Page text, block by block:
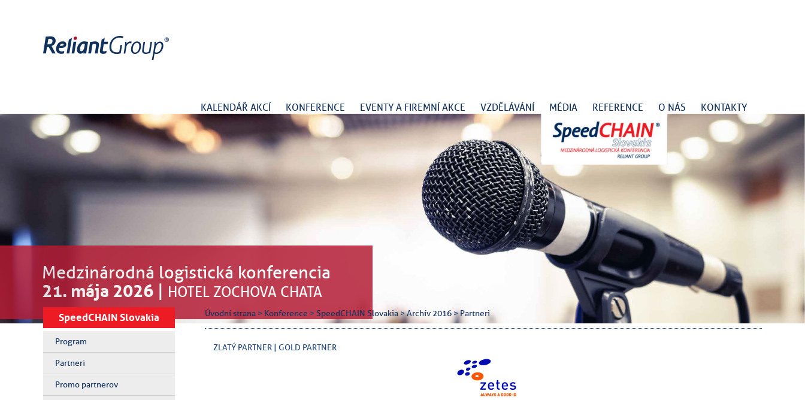
KALENDÁŘ AKCÍ KONFERENCE EVENTY A FIREMNÍ AKCE VZDĚLÁVÁNÍ MÉDIA REFERENCE O NÁS KONTAKTY
Medzinárodná logistická konferencia
21. mája 2026 | HOTEL ZOCHOVA CHATA
SpeedCHAIN Slovakia
Program
Partneri
Promo partnerov
Úvodní strana > Konference > SpeedCHAIN Slovakia>Archív 2016>Partneri
ZLATÝ PARTNER | GOLD PARTNER